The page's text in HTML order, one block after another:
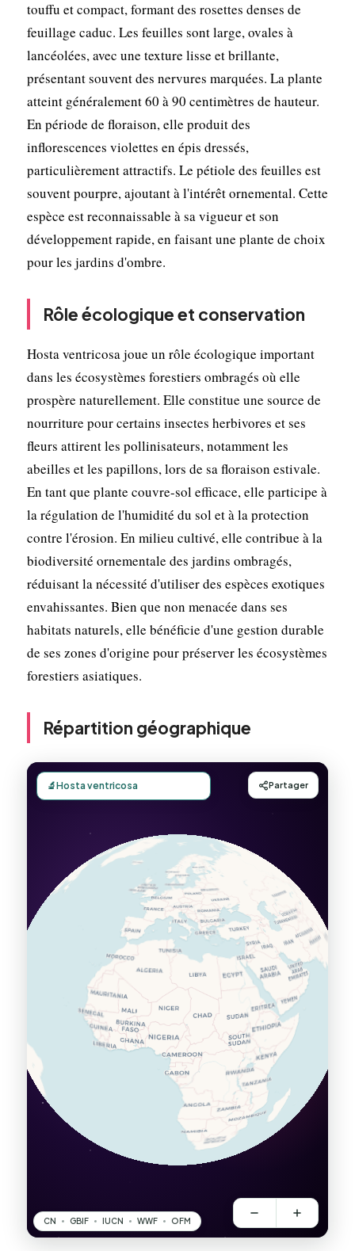
touffu et compact, formant des rosettes denses de
feuillage caduc. Les feuilles sont large, ovales à
lancéolées, avec une texture lisse et brillante,
présentant souvent des nervures marquées. La plante
atteint généralement 60 à 90 centimètres de hauteur.
En période de floraison, elle produit des
inflorescences violettes en épis dressés,
particulièrement attractifs. Le pétiole des feuilles est
souvent pourpre, ajoutant à l'intérêt ornemental. Cette
espèce est reconnaissable à sa vigueur et son
développement rapide, en faisant une plante de choix
pour les jardins d'ombre.
Rôle écologique et conservation
Hosta ventricosa joue un rôle écologique important
dans les écosystèmes forestiers ombragés où elle
prospère naturellement. Elle constitue une source de
nourriture pour certains insectes herbivores et ses
fleurs attirent les pollinisateurs, notamment les
abeilles et les papillons, lors de sa floraison estivale.
En tant que plante couvre-sol efficace, elle participe à
la régulation de l'humidité du sol et à la protection
contre l'érosion. En milieu cultivé, elle contribue à la
biodiversité ornementale des jardins ombragés,
réduisant la nécessité d'utiliser des espèces exotiques
envahissantes. Bien que non menacée dans ses
habitats naturels, elle bénéficie d'une gestion durable
de ses zones d'origine pour préserver les écosystèmes
forestiers asiatiques.
Répartition géographique